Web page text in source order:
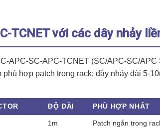
TCNET với các dây nhảy
APC-SC-APC-TCNET (SC/APC-SC/APC
hợp patch trong rack; dây nhảy dài 5-
ĐỘ DÀI PHÙ HỢP NHẤT
1m Patch ngắn trong